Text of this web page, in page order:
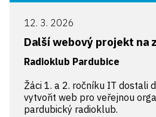
12. 3. 2026
Další webový projekt na
Radioklub Pardubice
Žáci 1. a 2. ročníku IT dostali
vytvořit web pro veřejnou
pardubický radioklub.